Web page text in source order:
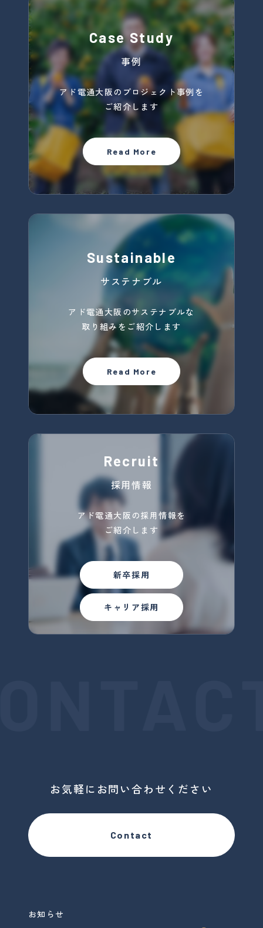
Case Study
事例
アド電通大阪のプロジェクト事例を
ご紹介します
Read More
Sustainable
サステナブル
アド電通大阪のサステナブルな
取り組みを ご紹介します
Read More
Recruit
採用情報
アド電通大阪の採用情報を
ご紹介します
新卒採用
キャリア採用
お気軽にお問い合わせください
Contact
お知らせ